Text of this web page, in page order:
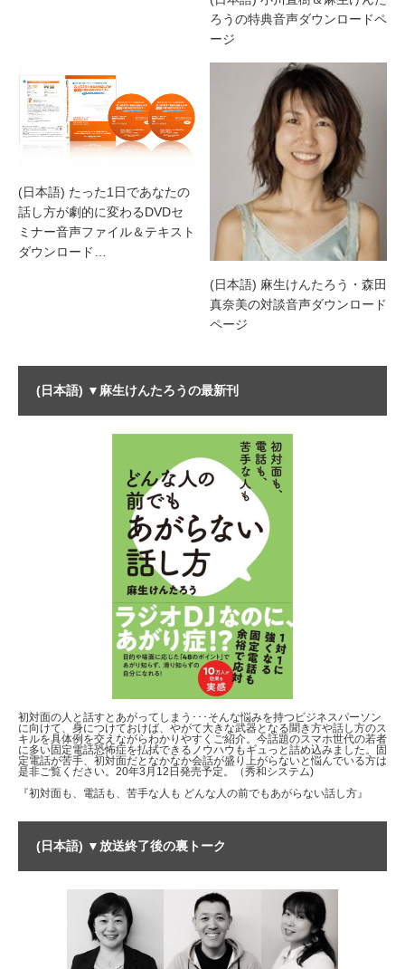
ろうの特典音声ダウンロードペ
ージ
(日本語) たった1日であなたの
話し方が劇的に変わるDVDセ
ミナー音声ファイル＆テキスト
ダウンロード…
(日本語) 麻生けんたろう・森田
真奈美の対談音声ダウンロード
ページ
(日本語) ▼麻生けんたろうの最新刊
初対面の人と話すとあがってしまう･･･そんな悩みを持つビジネスパーソン
に向けて、身につけておけば、やがて大きな武器となる聞き方や話し方のス
キルを具体例を交えながらわかりやすくご紹介。今話題のスマホ世代の若者
に多い固定電話恐怖症を払拭できるノウハウもギュっと詰め込みました。固
定電話が苦手、初対面だとなかなか会話が盛り上がらないと悩んでいる方は
是非ご覧ください。20年3月12日発売予定。（秀和システム)
『初対面も、電話も、苦手な人も どんな人の前でもあがらない話し方』
(日本語) ▼放送終了後の裏トーク